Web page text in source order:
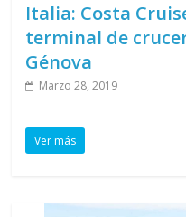
Italia: Costa
terminal de
Génova
Marzo 28, 2019
Ver más